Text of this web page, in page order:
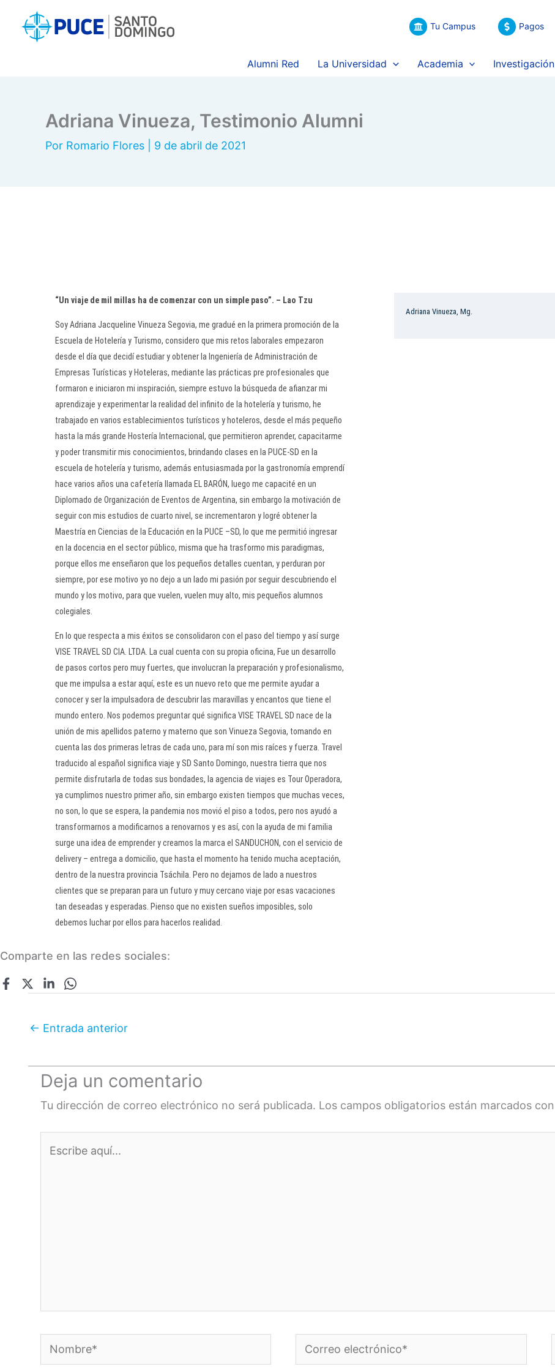
Tu Campus Pagos
Alumni Red La Universidad Academia Investigación
Adriana Vinueza, Testimonio Alumni
Por Romario Flores 9 de abril de 2021
“Un viaje de mil millas ha de comenzar con un simple paso”. – Lao Tzu
Soy Adriana Jacqueline Vinueza Segovia, me gradué en la primera promoción de la
Escuela de Hotelería y Turismo, considero que mis retos laborales empezaron
desde el día que decidí estudiar y obtener la Ingeniería de Administración de
Empresas Turísticas y Hoteleras, mediante las prácticas pre profesionales que
formaron e iniciaron mi inspiración, siempre estuvo la búsqueda de afianzar mi
aprendizaje y experimentar la realidad del infinito de la hotelería y turismo, he
trabajado en varios establecimientos turísticos y hoteleros, desde el más pequeño
hasta la más grande Hostería Internacional, que permitieron aprender, capacitarme
y poder transmitir mis conocimientos, brindando clases en la PUCE-SD en la
escuela de hotelería y turismo, además entusiasmada por la gastronomía emprendí
hace varios años una cafetería llamada EL BARÓN, luego me capacité en un
Diplomado de Organización de Eventos de Argentina, sin embargo la motivación de
seguir con mis estudios de cuarto nivel, se incrementaron y logré obtener la
Maestría en Ciencias de la Educación en la PUCE –SD, lo que me permitió ingresar
en la docencia en el sector público, misma que ha trasformo mis paradigmas,
porque ellos me enseñaron que los pequeños detalles cuentan, y perduran por
siempre, por ese motivo yo no dejo a un lado mi pasión por seguir descubriendo el
mundo y los motivo, para que vuelen, vuelen muy alto, mis pequeños alumnos
colegiales.
En lo que respecta a mis éxitos se consolidaron con el paso del tiempo y así surge
VISE TRAVEL SD CIA. LTDA. La cual cuenta con su propia oficina, Fue un desarrollo
de pasos cortos pero muy fuertes, que involucran la preparación y profesionalismo,
que me impulsa a estar aquí, este es un nuevo reto que me permite ayudar a
conocer y ser la impulsadora de descubrir las maravillas y encantos que tiene el
mundo entero. Nos podemos preguntar qué significa VISE TRAVEL SD nace de la
unión de mis apellidos paterno y materno que son Vinueza Segovia, tomando en
cuenta las dos primeras letras de cada uno, para mí son mis raíces y fuerza. Travel
traducido al español significa viaje y SD Santo Domingo, nuestra tierra que nos
permite disfrutarla de todas sus bondades, la agencia de viajes es Tour Operadora,
ya cumplimos nuestro primer año, sin embargo existen tiempos que muchas veces,
no son, lo que se espera, la pandemia nos movió el piso a todos, pero nos ayudó a
transformarnos a modificarnos a renovarnos y es así, con la ayuda de mi familia
surge una idea de emprender y creamos la marca el SANDUCHON, con el servicio de
delivery – entrega a domicilio, que hasta el momento ha tenido mucha aceptación,
dentro de la nuestra provincia Tsáchila. Pero no dejamos de lado a nuestros
clientes que se preparan para un futuro y muy cercano viaje por esas vacaciones
tan deseadas y esperadas. Pienso que no existen sueños imposibles, solo
debemos luchar por ellos para hacerlos realidad.
Adriana Vinueza, Mg.
Comparte en las redes sociales:
← Entrada anterior
Deja un comentario
Tu dirección de correo electrónico no será publicada. Los campos obligatorios están marcados con
Nombre*
Correo
electrónico*